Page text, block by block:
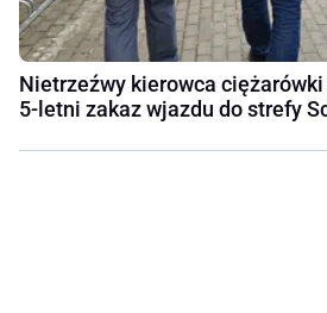
Nietrzeźwy kierowca
5-letni zakaz wjazdu do strefy